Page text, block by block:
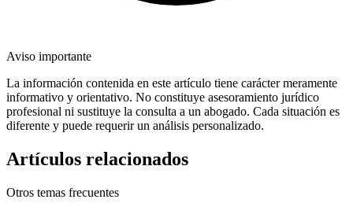
Aviso importante
La información contenida en este artículo tiene carácter meramente
informativo y orientativo. No constituye asesoramiento jurídico
profesional ni sustituye la consulta a un abogado. Cada situación es
diferente y puede requerir un análisis personalizado.
Artículos relacionados
Otros temas frecuentes